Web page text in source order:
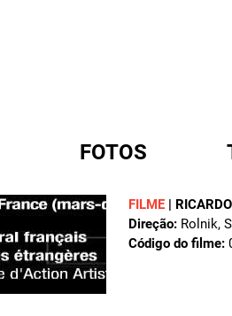
FOTOS
FILME |
Direção: Rolnik,
Código do filme: